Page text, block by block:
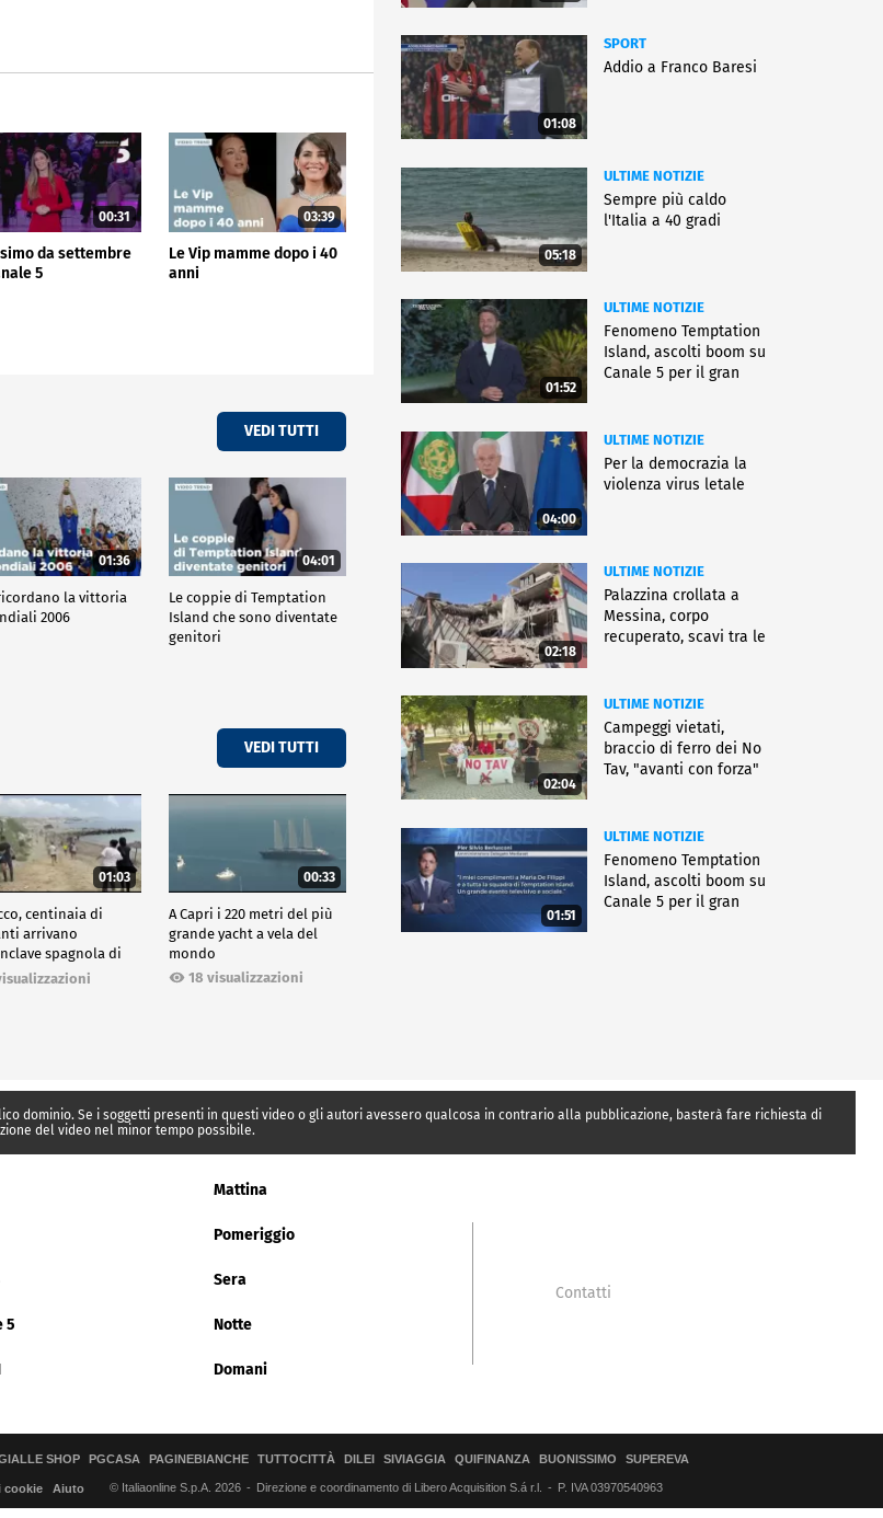
00:31
da settembre
5
03:39
Le Vip mamme dopo i 40
anni
VEDI TUTTI
01:36
la vittoria
2006
04:01
Le coppie di Temptation
Island che sono diventate
genitori
VEDI TUTTI
01:03
centinaia di
arrivano
spagnola di
00:33
A Capri i 220 metri del più
grande yacht a vela del
mondo
18 visualizzazioni
01:08
SPORT
Addio a Franco Baresi
05:18
ULTIME NOTIZIE
Sempre più caldo
l'Italia a 40 gradi
01:52
ULTIME NOTIZIE
Fenomeno Temptation
Island, ascolti boom su
Canale 5 per il gran
04:00
ULTIME NOTIZIE
Per la democrazia la
violenza virus letale
02:18
ULTIME NOTIZIE
Palazzina crollata a
Messina, corpo
recuperato, scavi tra le
02:04
ULTIME NOTIZIE
Campeggi vietati,
braccio di ferro dei No
Tav, "avanti con forza"
01:51
ULTIME NOTIZIE
Fenomeno Temptation
Island, ascolti boom su
Canale 5 per il gran
dominio. Se i soggetti presenti in questi video o gli autori avessero qualcosa in contrario alla pubblicazione, basterà fare richiesta di
del video nel minor tempo possibile.
Mattina
Pomeriggio
Sera
5 Notte
Domani
Contatti
SHOP PGCASA PAGINEBIANCHE TUTTOCITTÀ DILEI SIVIAGGIA QUIFINANZA BUONISSIMO SUPEREVA
cookie Aiuto © Italiaonline S.p.A. 2026 Direzione e coordinamento di Libero Acquisition S.á r.l. P. IVA 03970540963